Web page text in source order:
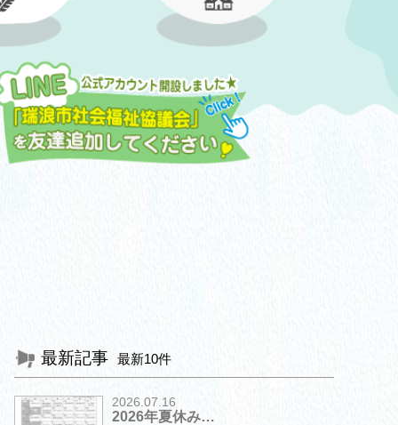
最新記事 最新10件
2026.07.16
2026年夏休み…